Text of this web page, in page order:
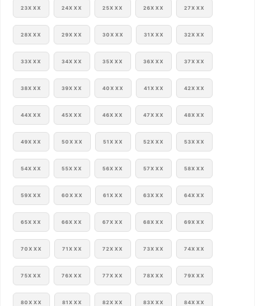
23XXX 24XXX 25XXX 26XXX 27XXX
28XXX 29XXX 30XXX 31XXX 32XXX
33XXX 34XXX 35XXX 36XXX 37XXX
38XXX 39XXX 40XXX 41XXX 42XXX
44XXX 45XXX 46XXX 47XXX 48XXX
49XXX 50XXX 51XXX 52XXX 53XXX
54XXX 55XXX 56XXX 57XXX 58XXX
59XXX 60XXX 61XXX 63XXX 64XXX
65XXX 66XXX 67XXX 68XXX 69XXX
70XXX 71XXX 72XXX 73XXX 74XXX
75XXX 76XXX 77XXX 78XXX 79XXX
80XXX 81XXX 82XXX 83XXX 84XXX